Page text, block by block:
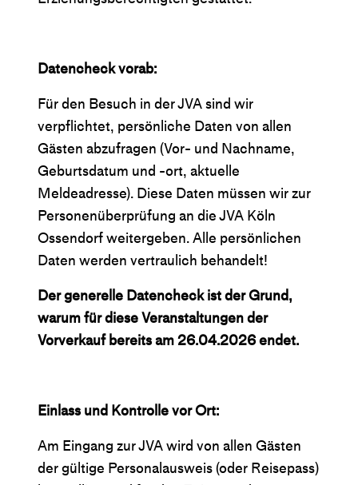
Datencheck vorab:
Für den Besuch in der JVA sind wir
verpflichtet, persönliche Daten von allen
Gästen abzufragen (Vor- und Nachname,
Geburtsdatum und -ort, aktuelle
Meldeadresse). Diese Daten müssen wir zur
Personenüberprüfung an die JVA Köln
Ossendorf weitergeben. Alle persönlichen
Daten werden vertraulich behandelt!
Der generelle Datencheck ist der Grund,
warum für diese Veranstaltungen der
Vorverkauf bereits am 26.04.2026 endet.
Einlass und Kontrolle vor Ort:
Am Eingang zur JVA wird von allen Gästen
der gültige Personalausweis (oder Reisepass)